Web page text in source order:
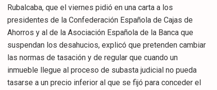
Rubalcaba, que el viernes pidió en una carta a los
presidentes de la Confederación Española de Cajas de
Ahorros y al de la Asociación Española de la Banca que
suspendan los desahucios, explicó que pretenden cambiar
las normas de tasación y de regular que cuando un
inmueble llegue al proceso de subasta judicial no pueda
tasarse a un precio inferior al que se fijó para conceder el